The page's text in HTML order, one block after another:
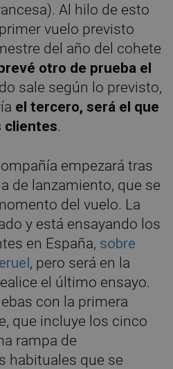
Al hilo de esto
vuelo previsto
del año del cohete
otro de prueba el
sale según lo previsto,
el tercero, será el que
clientes.
empezará tras
de lanzamiento, que se
del vuelo. La
y está ensayando los
en España, sobre
, pero será en la
el último ensayo.
con la primera
que incluye los cinco
rampa de
habituales que se